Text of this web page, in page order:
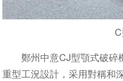
鄭州中意CJ型顎式破碎
重型工況設計，采用對稱和